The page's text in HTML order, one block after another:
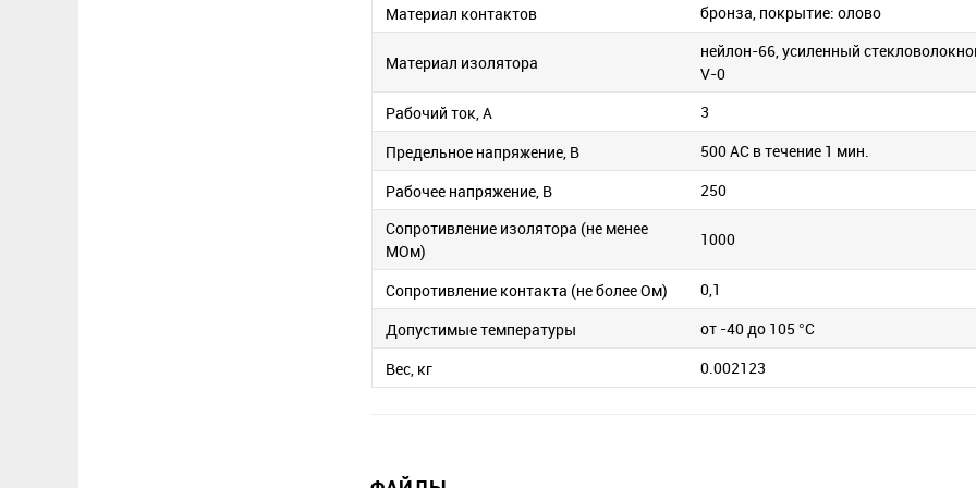
Материал контактов
бронза, покрытие: олово
Материал изолятора
нейлон-66, усиленный
V-0
Рабочий ток, А
3
Предельное напряжение, В
500 АС в течение 1 мин.
Рабочее напряжение, В
250
Сопротивление изолятора (не менее
МОм)
1000
Сопротивление контакта (не более Ом)
0,1
Допустимые температуры
от -40 до 105 °C
Вес, кг
0.002123